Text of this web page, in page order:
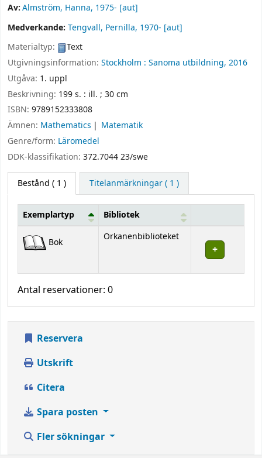
Av:Almström, Hanna, 1975- [aut]
Medverkande: Tengvall, Pernilla, 1970- [aut]
Materialtyp:
Text
Utgivningsinformation: Stockholm : Sanoma utbildning, 2016
Utgåva: 1. uppl
Beskrivning: 199 s. : ill. ; 30 cm
ISBN: 9789152333808
Ämnen: Mathematics
Matematik
Genre/form: Läromedel
DDK-klassifikation: 372.7044 23/swe
Bestånd ( 1 ) Titelanmärkningar ( 1 )
Exemplartyp Bibliotek
Bok Orkanenbiblioteket
Antal reservationer: 0
Reservera
Utskrift
Citera
Spara posten
Fler sökningar